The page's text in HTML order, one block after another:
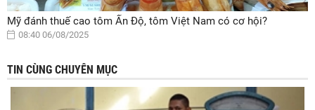
Mỹ đánh thuế cao tôm Ấn Độ, tôm Việt Nam có cơ hội?
08:40 06/08/2025
TIN CÙNG CHUYÊN MỤC